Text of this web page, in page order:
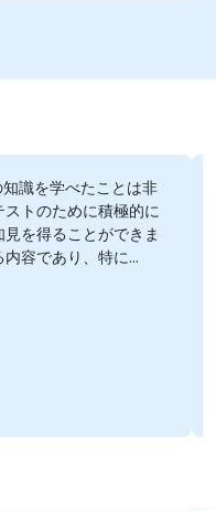
識を学べたことは非
トのために積極的に
を得ることができま
容であり、特に
な感動を覚えまし
いと思っています。
GenAI Top 10
しく思います。